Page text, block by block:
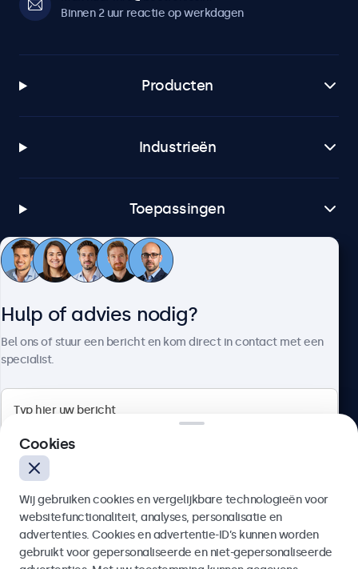
Binnen 2 uur reactie op werkdagen
Producten
Industrieën
Toepassingen
Klantenservice
4.8/5 door 5000+ bedrijven
Nederlands
Hulp of advies nodig?
Bel ons of stuur een bericht en kom direct in contact met een
specialist.
Cookies
Wij gebruiken cookies en vergelijkbare technologieën voor
websitefunctionaliteit, analyses, personalisatie en
advertenties. Cookies en advertentie-ID’s kunnen worden
gebruikt voor gepersonaliseerde en niet-gepersonaliseerde